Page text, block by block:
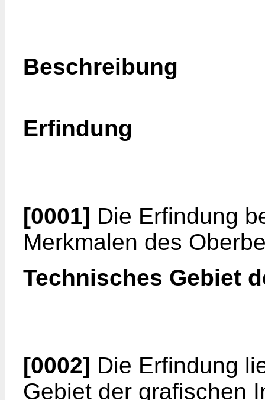
Beschreibung
Erfindung
[0001] Die Erfindung
Merkmalen des
Technisches Gebiet
[0002] Die Erfindung
Gebiet der grafischen